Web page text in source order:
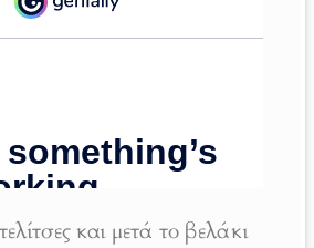
και μετά το βελάκι